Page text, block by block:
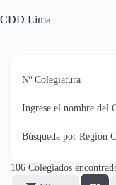
CDD Lima
Nº Colegiatura
Ingrese el nombre del
Búsqueda por Región
106 Colegiados